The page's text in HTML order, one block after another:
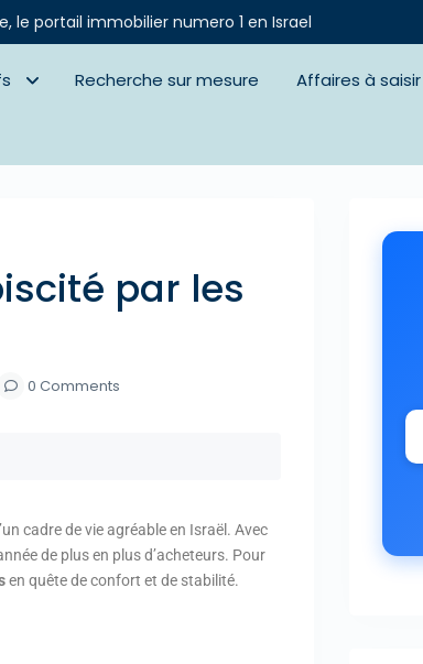
le portail immobilier numero 1 en Israel
Recherche sur mesure Affaires à saisir
par les
0 Comments
cadre de vie agréable en Israël. Avec
de plus en plus d’acheteurs. Pour
en quête de confort et de stabilité.